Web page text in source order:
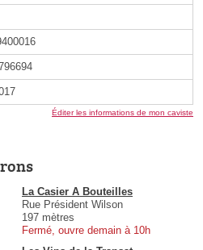
Éditer les informations de mon caviste
La Casier A Bouteilles
Rue Président Wilson
197 mètres
Fermé, ouvre demain à 10h